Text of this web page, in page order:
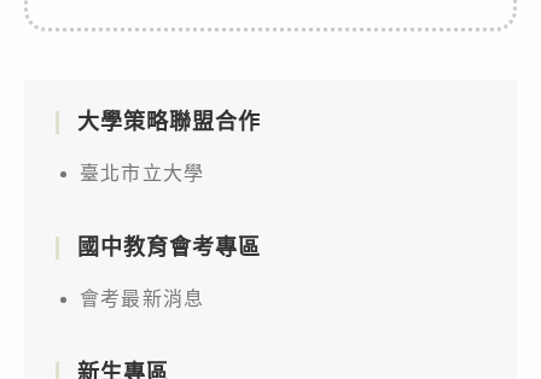
大學策略聯盟合作
臺北市立大學
國中教育會考專區
會考最新消息
新生專區